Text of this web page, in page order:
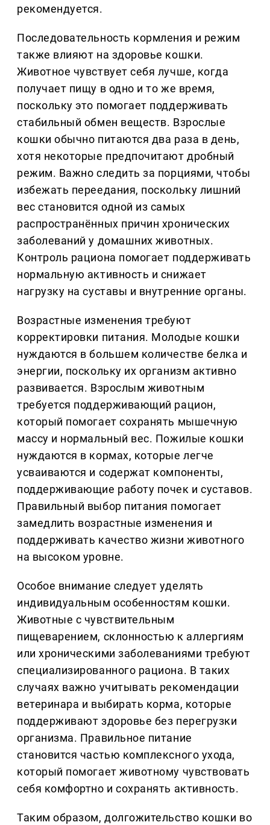
рекомендуется.
Последовательность кормления и режим
также влияют на здоровье кошки.
Животное чувствует себя лучше, когда
получает пищу в одно и то же время,
поскольку это помогает поддерживать
стабильный обмен веществ. Взрослые
кошки обычно питаются два раза в день,
хотя некоторые предпочитают дробный
режим. Важно следить за порциями, чтобы
избежать переедания, поскольку лишний
вес становится одной из самых
распространённых причин хронических
заболеваний у домашних животных.
Контроль рациона помогает поддерживать
нормальную активность и снижает
нагрузку на суставы и внутренние органы.
Возрастные изменения требуют
корректировки питания. Молодые кошки
нуждаются в большем количестве белка и
энергии, поскольку их организм активно
развивается. Взрослым животным
требуется поддерживающий рацион,
который помогает сохранять мышечную
массу и нормальный вес. Пожилые кошки
нуждаются в кормах, которые легче
усваиваются и содержат компоненты,
поддерживающие работу почек и суставов.
Правильный выбор питания помогает
замедлить возрастные изменения и
поддерживать качество жизни животного
на высоком уровне.
Особое внимание следует уделять
индивидуальным особенностям кошки.
Животные с чувствительным
пищеварением, склонностью к аллергиям
или хроническими заболеваниями требуют
специализированного рациона. В таких
случаях важно учитывать рекомендации
ветеринара и выбирать корма, которые
поддерживают здоровье без перегрузки
организма. Правильное питание
становится частью комплексного ухода,
который помогает животному чувствовать
себя комфортно и сохранять активность.
Таким образом, долгожительство кошки во